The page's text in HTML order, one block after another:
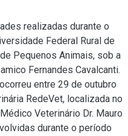
realizadas durante o
Federal Rural de
Pequenos Animais, sob a
Fernandes Cavalcanti.
entre 29 de outubro
RedeVet, localizada no
Veterinário Dr. Mauro
durante o período